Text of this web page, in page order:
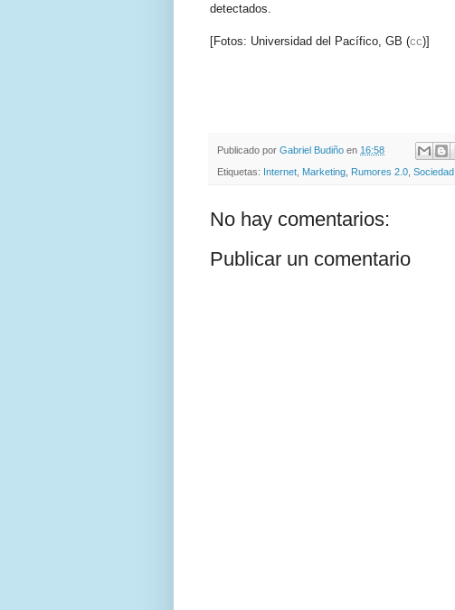
detectados.
[Fotos: Universidad del Pacífico, GB (cc)]
Publicado por Gabriel Budiño en 16:58
Etiquetas: Internet Marketing Rumores 2.0 Sociedad
No hay comentarios:
Publicar un comentario